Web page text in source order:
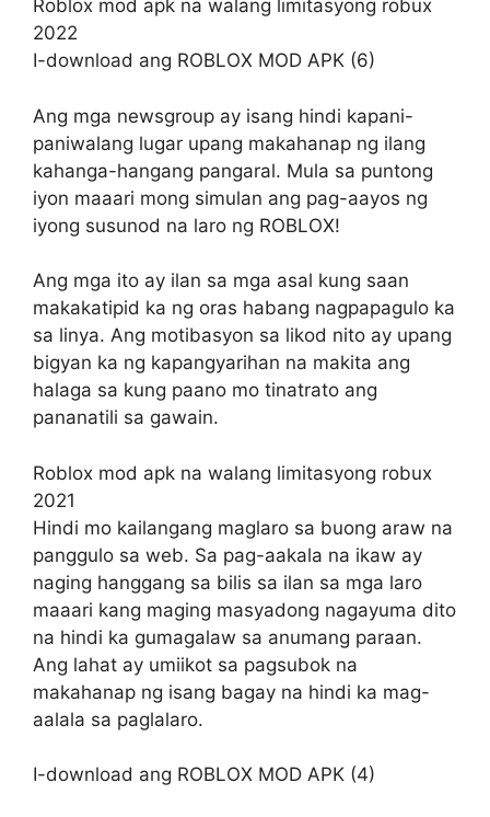
Roblox mod apk na walang limitasyong robux
2022
I-download ang ROBLOX MOD APK (6)
Ang mga newsgroup ay isang hindi kapani-
paniwalang lugar upang makahanap ng ilang
kahanga-hangang pangaral. Mula sa puntong
iyon maaari mong simulan ang pag-aayos ng
iyong susunod na laro ng ROBLOX!
Ang mga ito ay ilan sa mga asal kung saan
makakatipid ka ng oras habang nagpapagulo ka
sa linya. Ang motibasyon sa likod nito ay upang
bigyan ka ng kapangyarihan na makita ang
halaga sa kung paano mo tinatrato ang
pananatili sa gawain.
Roblox mod apk na walang limitasyong robux
2021
Hindi mo kailangang maglaro sa buong araw na
panggulo sa web. Sa pag-aakala na ikaw ay
naging hanggang sa bilis sa ilan sa mga laro
maaari kang maging masyadong nagayuma dito
na hindi ka gumagalaw sa anumang paraan.
Ang lahat ay umiikot sa pagsubok na
makahanap ng isang bagay na hindi ka mag-
aalala sa paglalaro.
I-download ang ROBLOX MOD APK (4)